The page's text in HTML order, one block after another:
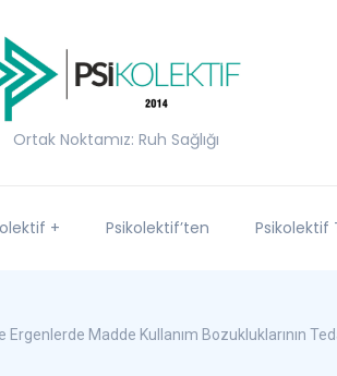
Ortak Noktamız: Ruh Sağlığı
+ Psikolektif’ten Psikolektif
Ergenlerde Madde Kullanım Bozukluklarının